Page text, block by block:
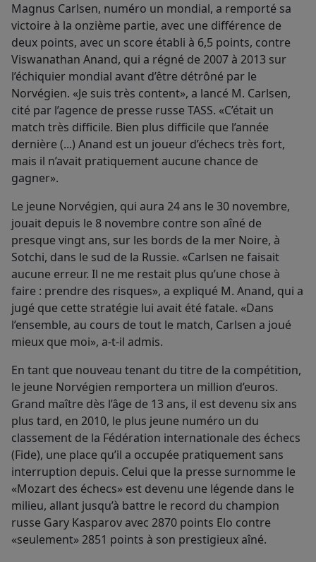
Magnus Carlsen, numéro un mondial, a remporté sa
victoire à la onzième partie, avec une différence de
deux points, avec un score établi à 6,5 points, contre
Viswanathan Anand, qui a régné de 2007 à 2013 sur
l’échiquier mondial avant d’être détrôné par le
Norvégien. «Je suis très content», a lancé M. Carlsen,
cité par l’agence de presse russe TASS. «C’était un
match très difficile. Bien plus difficile que l’année
dernière (...) Anand est un joueur d’échecs très fort,
mais il n’avait pratiquement aucune chance de
gagner».
Le jeune Norvégien, qui aura 24 ans le 30 novembre,
jouait depuis le 8 novembre contre son aîné de
presque vingt ans, sur les bords de la mer Noire, à
Sotchi, dans le sud de la Russie. «Carlsen ne faisait
aucune erreur. Il ne me restait plus qu’une chose à
faire : prendre des risques», a expliqué M. Anand, qui a
jugé que cette stratégie lui avait été fatale. «Dans
l’ensemble, au cours de tout le match, Carlsen a joué
mieux que moi», a-t-il admis.
En tant que nouveau tenant du titre de la compétition,
le jeune Norvégien remportera un million d’euros.
Grand maître dès l’âge de 13 ans, il est devenu six ans
plus tard, en 2010, le plus jeune numéro un du
classement de la Fédération internationale des échecs
(Fide), une place qu’il a occupée pratiquement sans
interruption depuis. Celui que la presse surnomme le
«Mozart des échecs» est devenu une légende dans le
milieu, allant jusqu’à battre le record du champion
russe Gary Kasparov avec 2870 points Elo contre
«seulement» 2851 points à son prestigieux aîné.